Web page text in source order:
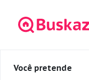
Você pretende